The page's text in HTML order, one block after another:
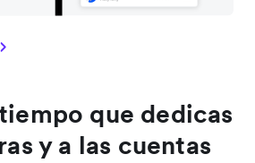
que dedicas
y a las cuentas